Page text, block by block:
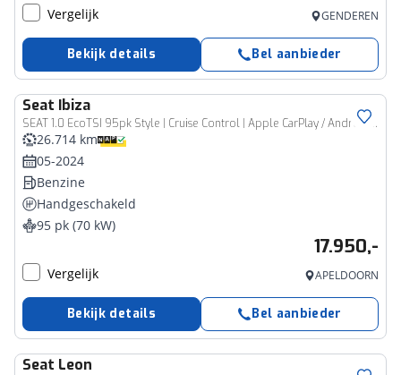
Vergelijk GENDEREN
Bekijk details Bel aanbieder
Seat Ibiza
SEAT 1.0 EcoTSI 95pk Style | Cruise Control | Apple CarPlay / Android Auto | Airco | Parkeersensoren
26.714 km
05-2024
Benzine
Handgeschakeld
95 pk (70 kW)
17.950,-
Vergelijk APELDOORN
Bekijk details Bel aanbieder
Seat Leon